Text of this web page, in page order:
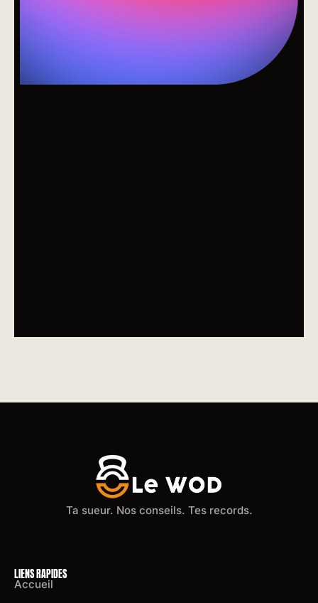
Ta sueur. Nos conseils. Tes records.
LIENS RAPIDES
Accueil